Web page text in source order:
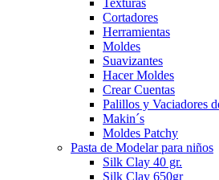
Cortadores
Herramientas
Moldes
Suavizantes
Hacer Moldes
Crear Cuentas
Palillos y Vaciadores
Makin´s
Moldes Patchy
Pasta de Modelar para niños
Silk Clay 40 gr.
Silk Clay 650gr